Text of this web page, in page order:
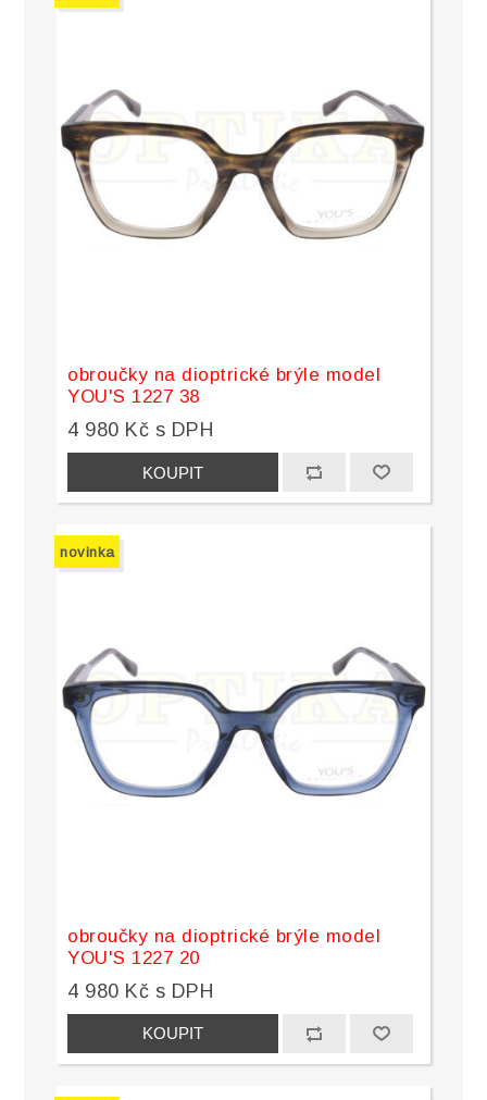
obroučky na dioptrické brýle model
YOU'S 1227 38
4 980 Kč s DPH
novinka
obroučky na dioptrické brýle model
YOU'S 1227 20
4 980 Kč s DPH